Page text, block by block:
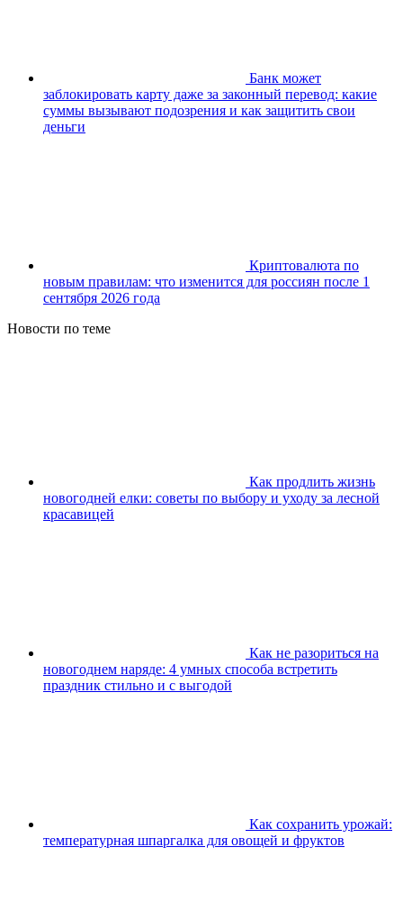
Банк может
заблокировать карту даже за законный перевод: какие
суммы вызывают подозрения и как защитить свои
деньги
Криптовалюта по
новым правилам: что изменится для россиян после 1
сентября 2026 года
Новости по теме
Как продлить жизнь
новогодней елки: советы по выбору и уходу за лесной
красавицей
Как не разориться на
новогоднем наряде: 4 умных способа встретить
праздник стильно и с выгодой
Как сохранить урожай:
температурная шпаргалка для овощей и фруктов